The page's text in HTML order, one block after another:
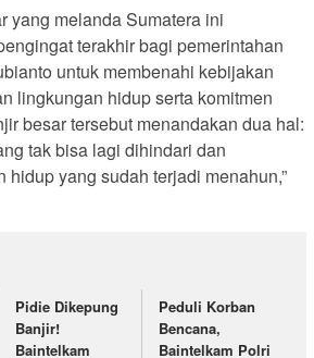
yang melanda Sumatera ini
terakhir bagi pemerintahan
untuk membenahi kebijakan
lingkungan hidup serta komitmen
besar tersebut menandakan dua hal:
tak bisa lagi dihindari dan
hidup yang sudah terjadi menahun,”
Pidie Dikepung
Banjir!
Baintelkam
Peduli Korban
Bencana,
Baintelkam Polri